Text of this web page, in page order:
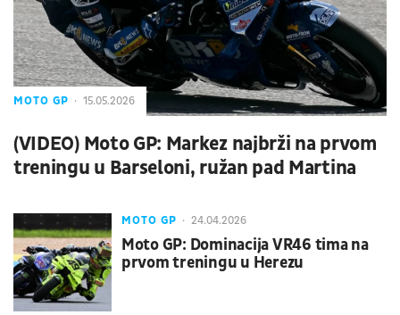
MOTO GP 15.05.2026
(VIDEO) Moto GP: Markez najbrži na prvom
treningu u Barseloni, ružan pad Martina
MOTO GP 24.04.2026
Moto GP: Dominacija VR46 tima na
prvom treningu u Herezu